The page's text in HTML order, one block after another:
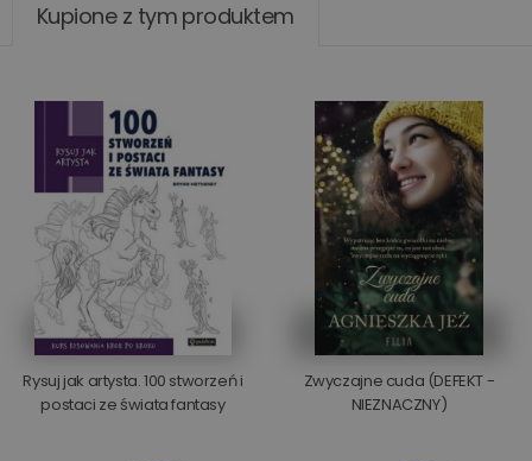
Kupione z tym produktem
Rysuj jak artysta. 100 stworzeń i
postaci ze świata fantasy
Zwyczajne cuda (DEFEKT -
NIEZNACZNY)